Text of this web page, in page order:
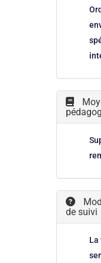
de suivi
La